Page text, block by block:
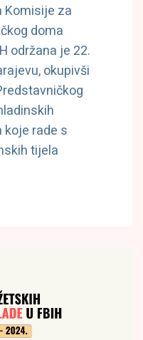
Komisije za
doma
održana je 22.
okupivši
rade s
tijela